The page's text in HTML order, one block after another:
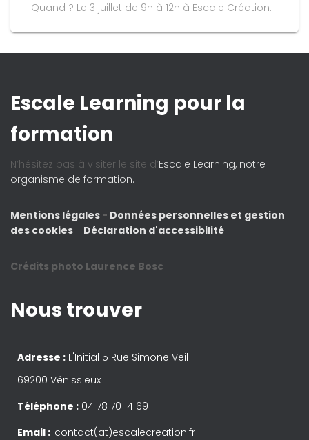
Quand ? Le 3 juillet de 9h à 12h à Escale Création.
Escale Learning pour la
formation
N’hésitez pas à visiter le site d’Escale Learning, notre
organisme de formation.
Mentions légales - Données personnelles et gestion
des cookies - Déclaration d'accessibilité
Crédits photo Laurence Bosc
Nous trouver
Adresse : L'Initial 5 Rue Simone Veil
69200 Vénissieux
Téléphone : 04 78 70 14 69
Email : contact(at)escalecreation.fr